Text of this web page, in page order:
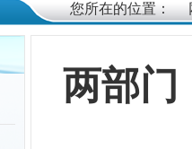
您所在的位置：
两部门